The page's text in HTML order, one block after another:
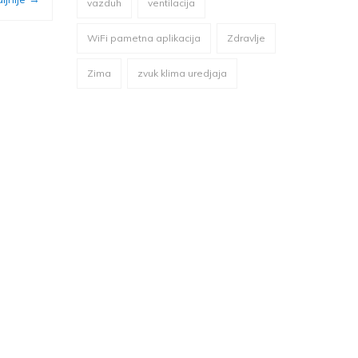
vazduh ventilacija
WiFi pametna aplikacija Zdravlje
Zima zvuk klima uredjaja